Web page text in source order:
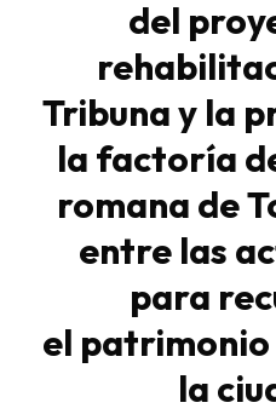
del
Tribuna y la
la factoría
romana de
entre las
para
el
la